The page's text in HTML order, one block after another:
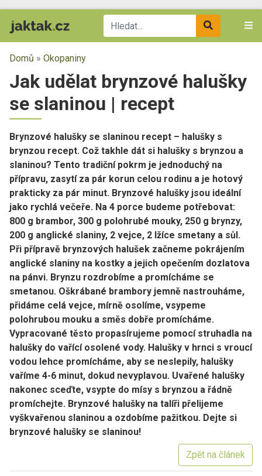
Domů » Okopaniny
Jak udělat brynzové halušky
se slaninou | recept
Brynzové halušky se slaninou recept – halušky s
brynzou recept. Což takhle dát si halušky s brynzou a
slaninou? Tento tradiční pokrm je jednoduchý na
přípravu, zasytí za pár korun celou rodinu a je hotový
prakticky za pár minut. Brynzové halušky jsou ideální
jako rychlá večeře. Na 4 porce budeme potřebovat:
800 g brambor, 300 g polohrubé mouky, 250 g brynzy,
200 g anglické slaniny, 2 vejce, 2 lžíce smetany a sůl.
Při přípravě brynzových halušek začneme pokrájením
anglické slaniny na kostky a jejich opečením dozlatova
na pánvi. Brynzu rozdrobíme a promícháme se
smetanou. Oškrábané brambory jemně nastrouháme,
přidáme celá vejce, mírně osolíme, vsypeme
polohrubou mouku a směs dobře promícháme.
Vypracované těsto propasírujeme pomocí struhadla na
halušky do vařící osolené vody. Halušky v hrnci s vroucí
vodou lehce promícháme, aby se neslepily, halušky
vaříme 4-6 minut, dokud nevyplavou. Uvařené halušky
nakonec sceďte, vsypte do mísy s brynzou a řádně
promíchejte. Brynzové halušky na talíři přelijeme
vyškvařenou slaninou a ozdobíme pažitkou. Dejte si
brynzové halušky se slaninou!
Zpět na článek